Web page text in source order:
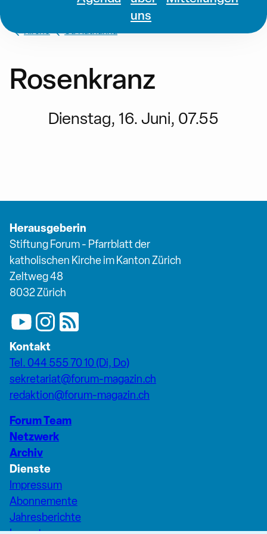
uns
Kirche St. Katharina
Rosenkranz
Dienstag, 16. Juni, 07.55
Herausgeberin
Stiftung Forum - Pfarrblatt der
katholischen Kirche im Kanton Zürich
Zeltweg 48
8032 Zürich
Kontakt
Tel. 044 555 70 10 (Di, Do)
sekretariat@forum-magazin.ch
redaktion@forum-magazin.ch
Forum Team
Netzwerk
Archiv
Dienste
Impressum
Abonnemente
Jahresberichte